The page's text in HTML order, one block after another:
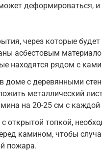
деформироваться, и
через которые
асбестовым
находятся рядом с
доме с деревянными
металлический
на 20-25 см с каждой
открытой топкой,
камином, чтобы
пожара.